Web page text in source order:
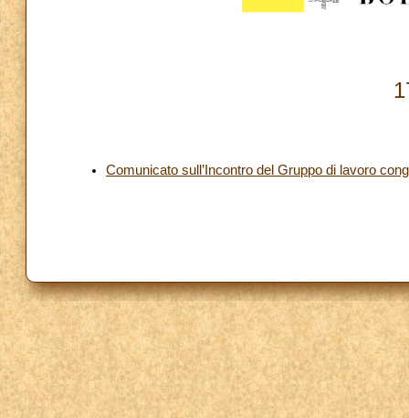
Comunicato sull’Incontro del Gruppo di lavoro